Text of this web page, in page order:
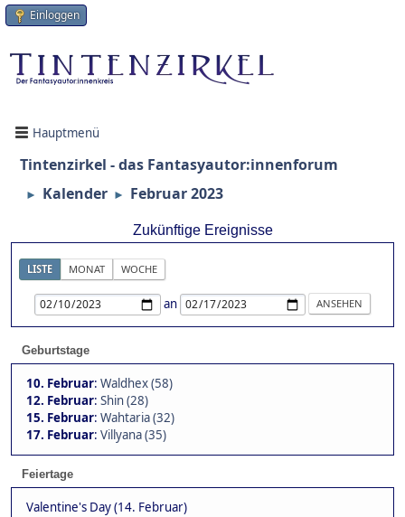
Einloggen
Hauptmenü
Tintenzirkel - das Fantasyautor:innenforum
► Kalender ► Februar 2023
Zukünftige Ereignisse
LISTE MONAT WOCHE
an
Geburtstage
10. Februar: Waldhex (58)
12. Februar: Shin (28)
15. Februar: Wahtaria (32)
17. Februar: Villyana (35)
Feiertage
Valentine's Day (14. Februar)